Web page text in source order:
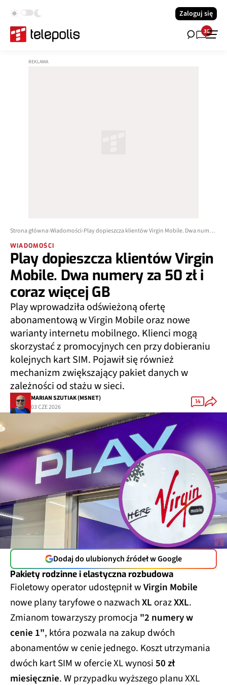
Zaloguj się
38
Strona główna Wiadomości Play dopieszcza klientów Virgin Mobile. Dwa numery za 50 zł i coraz więcej GB
WIADOMOŚCI
Play dopieszcza klientów Virgin
Mobile. Dwa numery za 50 zł i
coraz więcej GB
Play wprowadziła odświeżoną ofertę
abonamentową w Virgin Mobile oraz nowe
warianty internetu mobilnego. Klienci mogą
skorzystać z promocyjnych cen przy dobieraniu
kolejnych kart SIM. Pojawił się również
mechanizm zwiększający pakiet danych w
zależności od stażu w sieci.
MARIAN SZUTIAK (MSNET)
03 CZE 2026
14
Dodaj do ulubionych źródeł w Google
Pakiety rodzinne i elastyczna rozbudowa
Fioletowy operator udostępnił wVirgin Mobile
nowe plany taryfowe o nazwachXLorazXXL.
Zmianom towarzyszy promocja "2 numery w
cenie 1", która pozwala na zakup dwóch
abonamentów w cenie jednego. Koszt utrzymania
dwóch kart SIM w ofercie XL wynosi50 zł
miesięcznie. W przypadku wyższego planu XXL